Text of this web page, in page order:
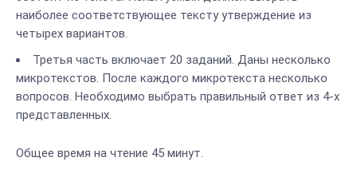
наиболее соответствующее тексту утверждение из
четырех вариантов.
Третья часть включает 20 заданий. Даны несколько
микротекстов. После каждого микротекста несколько
вопросов. Необходимо выбрать правильный ответ из 4-х
представленных.
Общее время на чтение 45 минут.